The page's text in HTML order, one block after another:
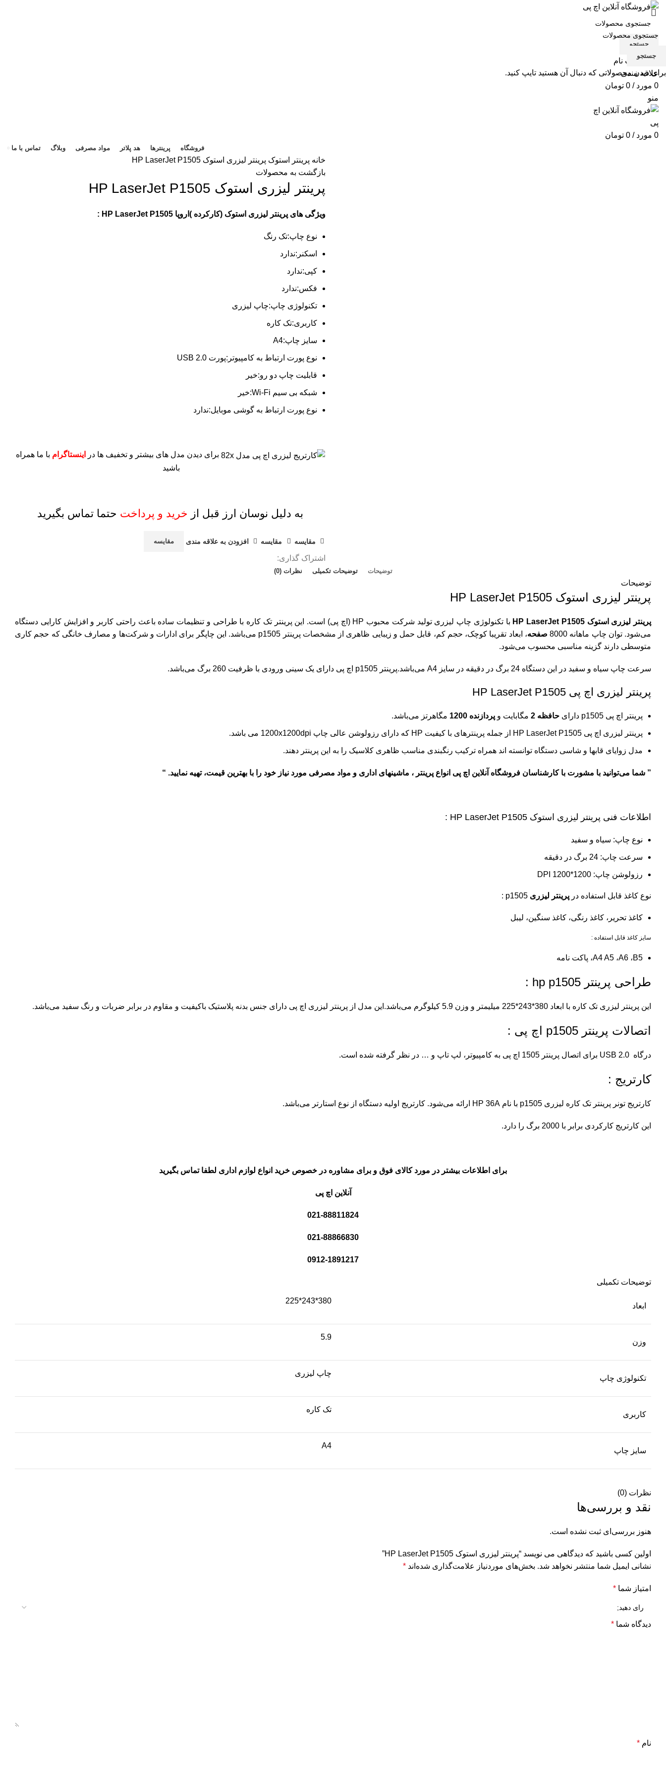
جستجو
ورود / ثبت نام
علاقه مندی
0 مورد /
0 تومان
منو
0 مورد /
0 تومان
فروشگاه پرینترها هد پلاتر مواد مصرفی وبلاگ تماس با ما
خانه پرینتر استوک پرینتر لیزری استوک HP LaserJet P1505
بازگشت به محصولات
پرینتر لیزری استوک HP LaserJet P1505
ویژگی های پرینتر لیزری استوک (کارکرده )اروپا HP LaserJet P1505 :
نوع چاپ:تک رنگ
اسکنر:ندارد
کپی:ندارد
فکس:ندارد
تکنولوژی چاپ:چاپ لیزری
کاربری:تک کاره
سایز چاپ:A4
نوع پورت ارتباط به کامپیوتر:پورت USB 2.0
قابلیت چاپ دو رو:خیر
شبکه بی سیم Wi-Fi:خیر
نوع پورت ارتباط به گوشی موبایل:ندارد
برای دیدن مدل های بیشتر و تخفیف ها در اینستاگرام با ما همراه
باشید
به دلیل نوسان ارز قبل از خرید و پرداخت حتما تماس بگیرید
مقايسه مقایسه افزودن به علاقه مندی مقایسه
اشتراک گذاری:
توضیحات توضیحات تکمیلی نظرات (0)
توضیحات
پرینتر لیزری استوک HP LaserJet P1505
پرینتر لیزری استوک HP LaserJet P1505 با تکنولوژی چاپ لیزری تولید شرکت محبوب HP (اچ پی) است. این پرینتر تک کاره با طراحی و تنظیمات ساده باعث راحتی کاربر و افزایش کارایی دستگاه
می‌شود.توان چاپ ماهانه 8000 صفحه
، ابعاد تقریبا کوچک، حجم کم، قابل حمل و زیبایی ظاهری از مشخصات پرینتر p1505 می‌باشد. این چاپگر برای ادارات و شرکت‌ها و مصارف خانگی که حجم کاری
متوسطی دارند گزینه مناسبی محسوب می‌شود.
سرعت چاپ سیاه و سفید در این دستگاه 24 برگ در دقیقه در سایز A4 می‌باشد.پرینتر p1505 اچ پی دارای یک سینی ورودی با ظرفیت 260 برگ می‌باشد.
پرینتر لیزری اچ پی HP LaserJet P1505
پرینتر اچ پی p1505 دارای حافظه 2 مگابایت و پردازنده 1200 مگاهرتز می‌باشد.
پرینتر لیزری اچ پی HP LaserJet P1505 از جمله پرینترهای با کیفیت HP که دارای رزولوشن عالی چاپ 1200x1200dpi می باشد.
مدل زوایای قابها و شاسی دستگاه توانسته اند همراه ترکیب رنگبندی مناسب ظاهری کلاسیک را به این پرینتر دهند.
” شما می‌توانید با مشورت با کارشناسان فروشگاه آنلاین اچ پی انواع پرینتر ، ماشینهای اداری و مواد مصرفی مورد نیاز خود را با بهترین قیمت، تهیه نمایید. “
اطلاعات فنی پرینتر لیزری استوک HP LaserJet P1505 :
نوع چاپ: سیاه و سفید
سرعت چاپ: 24 برگ در دقیقه
رزولوشن چاپ: 1200*1200 DPI
نوع کاغذ قابل استفاده در پرینتر لیزری :
کاغذ تحریر، کاغذ رنگی، کاغذ سنگین، لیبل
سایز کاغذ قابل استفاده :
A4 A5 ،A6 ،B5، پاکت نامه
طراحی پرینتر hp p1505 :
این پرینتر لیزری تک کاره با ابعاد 380*243*225 میلیمتر و وزن 5.9 کیلوگرم می‌باشد.این مدل از پرینتر لیزری اچ پی دارای جنس بدنه پلاستیک باکیفیت و مقاوم در برابر ضربات و رنگ سفید می‌باشد.
اتصالات پرینتر p1505 اچ پی :
درگاه USB 2.0 برای اتصال پرینتر 1505 اچ پی به کامپیوتر، لپ تاپ و … در نظر گرفته شده است.
کارتریج :
کارتریج تونر پرینتر تک کاره لیزری p1505 با نام HP 36A ارائه می‌شود. کارتریج اولیه دستگاه از نوع استارتر می‌باشد.
این کارتریج کارکردی برابر با 2000 برگ را دارد.
برای اطلاعات بیشتر در مورد کالای فوق و برای مشاوره در خصوص خرید انواع لوازم اداری لطفا تماس بگیرید
آنلاین اچ پی
021-88811824
021-88866830
0912-1891217
توضیحات تکمیلی
ابعاد
380*243*225
وزن
5.9
تکنولوژی چاپ
چاپ لیزری
کاربری
تک کاره
سایز چاپ
A4
نظرات (0)
نقد و بررسی‌ها
هنوز بررسی‌ای ثبت نشده است.
اولین کسی باشید که دیدگاهی می نویسد “پرینتر لیزری استوک HP LaserJet P1505”
نشانی ایمیل شما منتشر نخواهد شد. بخش‌های موردنیاز علامت‌گذاری شده‌اند *
امتیاز شما *
دیدگاه شما *
نام *
جستجو
برای دیدن محصولاتی که دنبال آن هستید تایپ کنید.